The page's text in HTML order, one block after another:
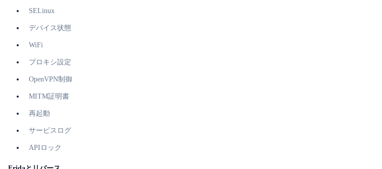
SELinux
デバイス状態
WiFi
プロキシ設定
OpenVPN制御
MITM証明書
再起動
サービスログ
APIロック